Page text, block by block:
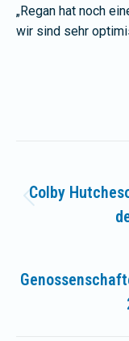
„Regan hat noch
wir sind sehr
Colby